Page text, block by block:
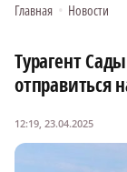
Главная • Новости
Турагент
отправиться
12:19, 23.04.2025